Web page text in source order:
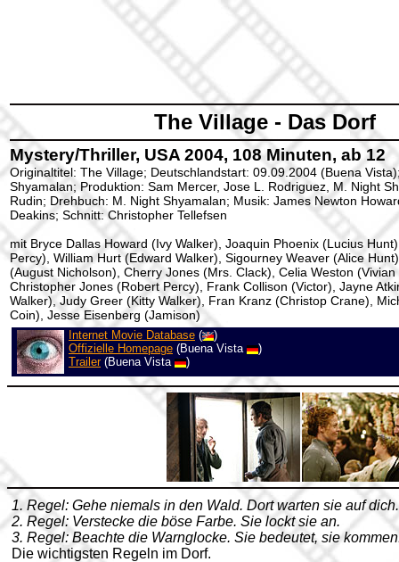
The Village - Das Dorf
Mystery/Thriller, USA 2004, 108 Minuten, ab 12
Originaltitel: The Village; Deutschlandstart: 09.09.2004 (Buena
Shyamalan; Produktion: Sam Mercer, Jose L. Rodriguez, M. Night
Rudin; Drehbuch: M. Night Shyamalan; Musik: James Newton
Deakins; Schnitt: Christopher Tellefsen
mit Bryce Dallas Howard (Ivy Walker), Joaquin Phoenix (Lucius
Percy), William Hurt (Edward Walker), Sigourney Weaver (Alice
(August Nicholson), Cherry Jones (Mrs. Clack), Celia Weston
Christopher Jones (Robert Percy), Frank Collison (Victor), Jayne
Walker), Judy Greer (Kitty Walker), Fran Kranz (Christop Crane),
Coin), Jesse Eisenberg (Jamison)
Internet Movie Database (
)
Offizielle Homepage (Buena Vista
)
Trailer(Buena Vista )
1. Regel: Gehe niemals in den Wald. Dort warten sie auf dich.
2. Regel: Verstecke die böse Farbe. Sie lockt sie an.
3. Regel: Beachte die Warnglocke. Sie bedeutet, sie
Die wichtigsten Regeln im Dorf.